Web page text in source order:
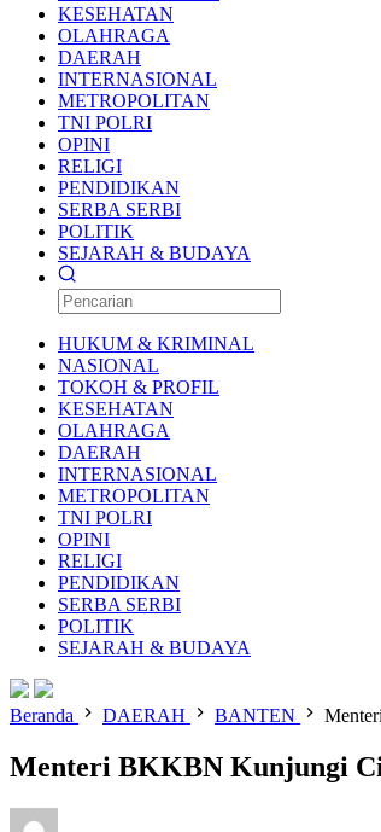
KESEHATAN
OLAHRAGA
DAERAH
INTERNASIONAL
METROPOLITAN
TNI POLRI
OPINI
RELIGI
PENDIDIKAN
SERBA SERBI
POLITIK
SEJARAH & BUDAYA
HUKUM & KRIMINAL
NASIONAL
TOKOH & PROFIL
KESEHATAN
OLAHRAGA
DAERAH
INTERNASIONAL
METROPOLITAN
TNI POLRI
OPINI
RELIGI
PENDIDIKAN
SERBA SERBI
POLITIK
SEJARAH & BUDAYA
Beranda DAERAH BANTEN
Menteri BKKBN Kunjungi